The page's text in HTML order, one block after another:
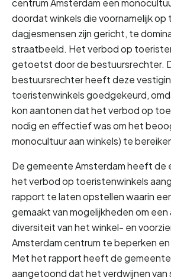
centrum Amsterdam een
doordat winkels die voornamelijk op
dagjesmensen zijn gericht, te
straatbeeld. Het verbod op
getoetst door de bestuursrechter.
bestuursrechter heeft deze
toeristenwinkels goedgekeurd,
kon aantonen dat het verbod op
nodig en effectief was om het
monocultuur aan winkels) te
De gemeente Amsterdam heeft
het verbod op toeristenwinkels
rapport te laten opstellen waarin
gemaakt van mogelijkheden om een
diversiteit van het winkel- en
Amsterdam centrum te beperken
Met het rapport heeft de
aangetoond dat het verdwijnen van